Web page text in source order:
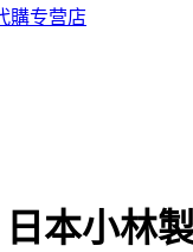
日本小林